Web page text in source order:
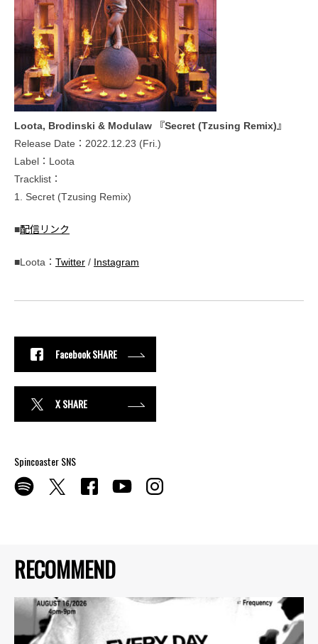
RECOMMEND
Loota, Brodinski & Modulaw 『Secret (Tzusing Remix)』
Release Date：2022.12.23 (Fri.)
Label：Loota
Tracklist：
1. Secret (Tzusing Remix)
■配信リンク
■Loota： Twitter / Instagram
Facebook SHARE
X SHARE
Spincoaster SNS